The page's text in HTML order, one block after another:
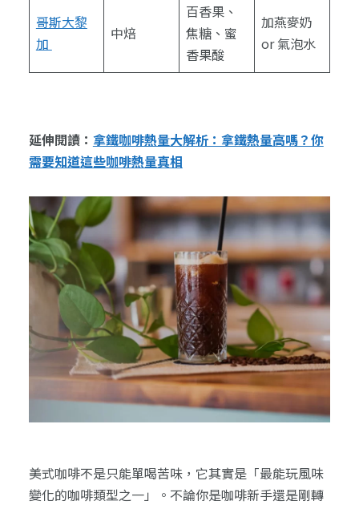
哥斯大黎
加
中焙
百香果、
焦糖、蜜
香果酸
加燕麥奶
or 氣泡水
延伸閱讀： 拿鐵咖啡熱量大解析：拿鐵熱量高嗎？你
需要知道這些咖啡熱量真相
美式咖啡不是只能單喝苦味，它其實是「最能玩風味
變化的咖啡類型之一」。不論你是咖啡新手還是剛轉